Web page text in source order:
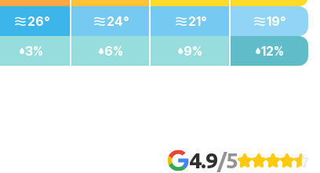
26°
3%
24°
6%
21°
9%
19°
12%
4.9/5